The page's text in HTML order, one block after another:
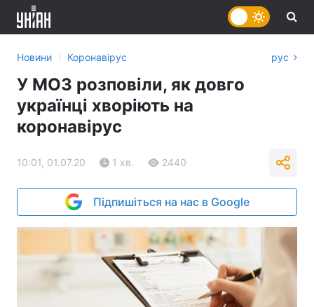
Новини › Коронавірус рус
У МОЗ розповіли, як довго
українці хворіють на
коронавірус
10:01, 01.07.20 1 хв. 2440
Підпишіться на нас в Google